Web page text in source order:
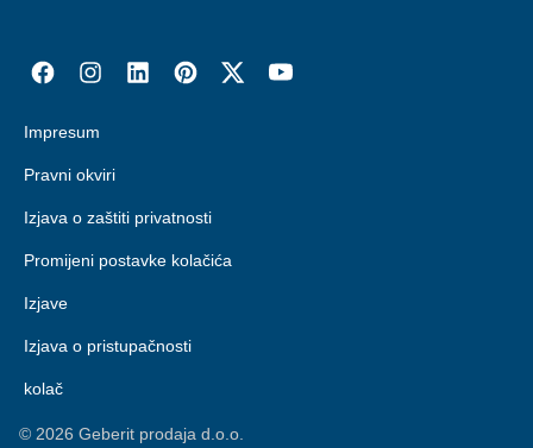
Impresum
Pravni okviri
Izjava o zaštiti privatnosti
Promijeni postavke kolačića
Izjave
Izjava o pristupačnosti
kolač
© 2026 Geberit prodaja d.o.o.